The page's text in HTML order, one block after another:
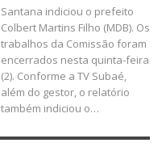
Santana indiciou o prefeito
Colbert Martins Filho (MDB). Os
trabalhos da Comissão foram
encerrados nesta quinta-feira
(2). Conforme a TV Subaé,
além do gestor, o relatório
também indiciou o…